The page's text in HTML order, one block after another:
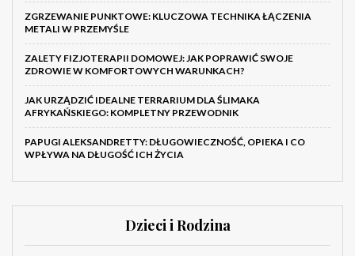
ZGRZEWANIE PUNKTOWE: KLUCZOWA TECHNIKA ŁĄCZENIA
METALI W PRZEMYŚLE
ZALETY FIZJOTERAPII DOMOWEJ: JAK POPRAWIĆ SWOJE
ZDROWIE W KOMFORTOWYCH WARUNKACH?
JAK URZĄDZIĆ IDEALNE TERRARIUM DLA ŚLIMAKA
AFRYKAŃSKIEGO: KOMPLETNY PRZEWODNIK
PAPUGI ALEKSANDRETTY: DŁUGOWIECZNOŚĆ, OPIEKA I CO
WPŁYWA NA DŁUGOŚĆ ICH ŻYCIA
Dzieci i Rodzina